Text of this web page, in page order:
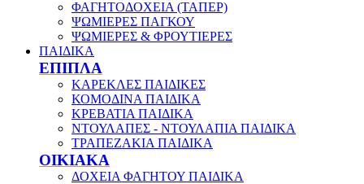
ΦΑΓΗΤΟΔΟΧΕΙΑ (ΤΑΠΕΡ)
ΨΩΜΙΕΡΕΣ ΠΑΓΚΟΥ
ΨΩΜΙΕΡΕΣ & ΦΡΟΥΤΙΕΡΕΣ
ΠΑΙΔΙΚΑ
ΕΠΙΠΛΑ
ΚΑΡΕΚΛΕΣ ΠΑΙΔΙΚΕΣ
ΚΟΜΟΔΙΝΑ ΠΑΙΔΙΚΑ
ΚΡΕΒΑΤΙΑ ΠΑΙΔΙΚΑ
ΝΤΟΥΛΑΠΕΣ - ΝΤΟΥΛΑΠΙΑ ΠΑΙΔΙΚΑ
ΤΡΑΠΕΖΑΚΙΑ ΠΑΙΔΙΚΑ
ΟΙΚΙΑΚΑ
ΔΟΧΕΙΑ ΦΑΓΗΤΟΥ ΠΑΙΔΙΚΑ